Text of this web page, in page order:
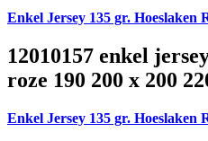
Enkel Jersey 135 gr. Hoeslaken
12010157 enkel
roze 190 200 x 200
Enkel Jersey 135 gr. Hoeslaken